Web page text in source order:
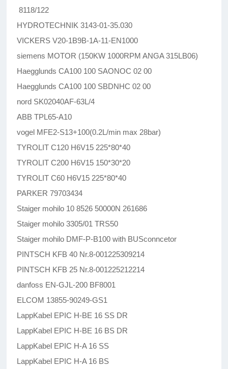
8118/122
HYDROTECHNIK 3143-01-35.030
VICKERS V20-1B9B-1A-11-EN1000
siemens MOTOR (150KW 1000RPM ANGA 315LB06)
Haegglunds CA100 100 SAONOC 02 00
Haegglunds CA100 100 SBDNHC 02 00
nord SK02040AF-63L/4
ABB TPL65-A10
vogel MFE2-S13+100(0.2L/min max 28bar)
TYROLIT C120 H6V15 225*80*40
TYROLIT C200 H6V15 150*30*20
TYROLIT C60 H6V15 225*80*40
PARKER 79703434
Staiger mohilo 10 8526 50000N 261686
Staiger mohilo 3305/01 TRS50
Staiger mohilo DMF-P-B100 with BUSconncetor
PINTSCH KFB 40 Nr.8-001225309214
PINTSCH KFB 25 Nr.8-001225212214
danfoss EN-GJL-200 BF8001
ELCOM 13855-90249-GS1
LappKabel EPIC H-BE 16 SS DR
LappKabel EPIC H-BE 16 BS DR
LappKabel EPIC H-A 16 SS
LappKabel EPIC H-A 16 BS